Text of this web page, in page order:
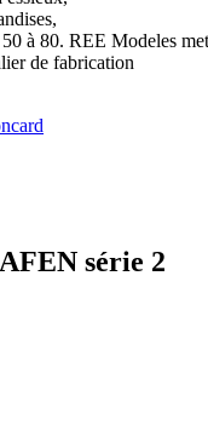
à 80. REE Modeles met
de fabrication
série 2